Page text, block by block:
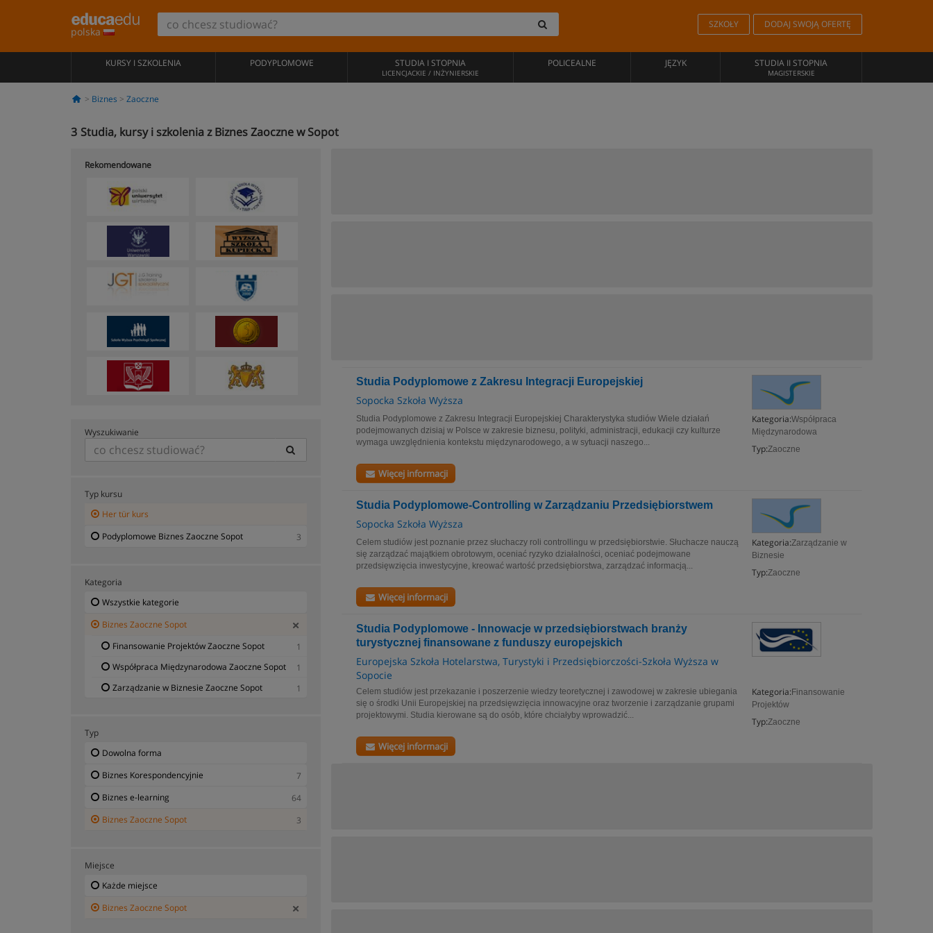
polska
SZKOŁY DODAJ SWOJĄ OFERTĘ
KURSY I SZKOLENIA PODYPLOMOWE STUDIA I STOPNIA
LICENCJACKIE / INŻYNIERSKIE
POLICEALNE JĘZYK STUDIA II STOPNIA
MAGISTERSKIE
Biznes Zaoczne
3 Studia, kursy i szkolenia z Biznes Zaoczne w Sopot
Studia Podyplomowe z Zakresu Integracji Europejskiej
Sopocka Szkoła Wyższa
Kategoria:Współpraca
Międzynarodowa
Typ:Zaoczne
Studia Podyplomowe z Zakresu Integracji Europejskiej Charakterystyka studiów Wiele działań
podejmowanych dzisiaj w Polsce w zakresie biznesu, polityki, administracji, edukacji czy kulturze
wymaga uwzględnienia kontekstu międzynarodowego, a w sytuacji naszego...
Więcej informacji
Studia Podyplomowe-Controlling w Zarządzaniu Przedsiębiorstwem
Sopocka Szkoła Wyższa
Kategoria:Zarządzanie w
Biznesie
Typ:Zaoczne
Celem studiów jest poznanie przez słuchaczy roli controllingu w przedsiębiorstwie. Słuchacze nauczą
się zarządzać majątkiem obrotowym, oceniać ryzyko działalności, oceniać podejmowane
przedsięwzięcia inwestycyjne, kreować wartość przedsiębiorstwa, zarządzać informacją...
Więcej informacji
Studia Podyplomowe - Innowacje w przedsiębiorstwach branży
turystycznej finansowane z funduszy europejskich
Europejska Szkoła Hotelarstwa, Turystyki i Przedsiębiorczości-Szkoła Wyższa w
Sopocie
Kategoria: Finansowanie
Projektów
Typ:Zaoczne
Celem studiów jest przekazanie i poszerzenie wiedzy teoretycznej i zawodowej w zakresie ubiegania
się o środki Unii Europejskiej na przedsięwzięcia innowacyjne oraz tworzenie i zarządzanie grupami
projektowymi. Studia kierowane są do osób, które chciałyby wprowadzić...
Więcej informacji
Rekomendowane
Wyszukiwanie
Typ kursu
Her tür kurs
Podyplomowe Biznes Zaoczne Sopot
3
Kategoria
Wszystkie kategorie
Biznes Zaoczne Sopot
Finansowanie Projektów Zaoczne Sopot
1
Współpraca Międzynarodowa Zaoczne Sopot
1
Zarządzanie w Biznesie Zaoczne Sopot
1
Typ
Dowolna forma
Biznes Korespondencyjnie
7
Biznes e-learning
64
Biznes Zaoczne Sopot
3
Miejsce
Każde miejsce
Biznes Zaoczne Sopot